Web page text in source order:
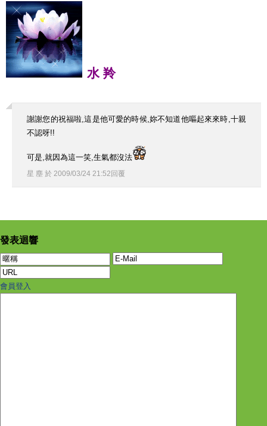
水 羚
謝謝您的祝福啦,這是他可愛的時候,妳不知道他嘔起來來時,十親
不認呀!!
可是,就因為這一笑,生氣都沒法
星 塵 於 2009/03/24 21:52 回覆
發表迴響
會員登入